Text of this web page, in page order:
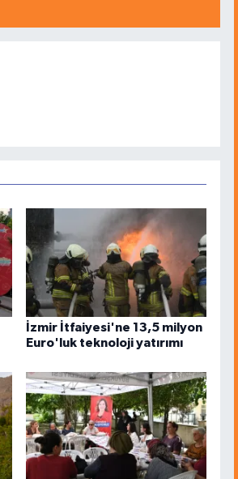
İzmir İtfaiyesi'ne 13,5 milyon
Euro'luk teknoloji yatırımı